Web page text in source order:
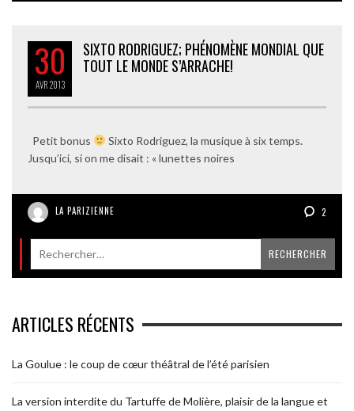
30
AVR2013
SIXTO RODRIGUEZ; PHÉNOMÈNE MONDIAL QUE
TOUT LE MONDE S’ARRACHE!
Petit bonus
Sixto Rodriguez, la musique à six temps.
Jusqu’ici, si on me disait : « lunettes noires
LA PARIZIENNE 2
ARTICLES RÉCENTS
La Goulue : le coup de cœur théâtral de l’été parisien
La version interdite du Tartuffe de Molière, plaisir de la langue et